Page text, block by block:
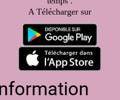
A Télécharger sur